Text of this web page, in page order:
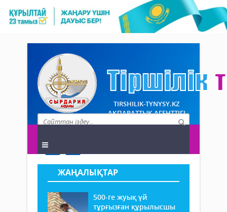
TIRSHILIK-TYNYSY.KZ
АҚПАРАТТЫҚ АГЕНТТІГІ
ЖАҢАЛЫҚТАР
500-ге жуық үй
тұрғызған құрылысшы